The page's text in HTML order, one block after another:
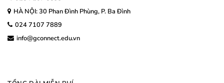
HÀ NỘI: 30 Phan Đình Phùng, P. Ba Đình
024 7107 7889
info@gconnect.edu.vn